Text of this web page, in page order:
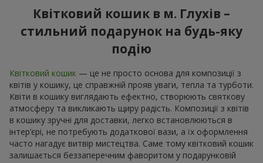
Квітковий кошик в м. Глухів –
стильний подарунок на будь-яку
подію
Квітковий кошик — це не просто основа для композиції з
квітів у кошику, це справжній прояв уваги, тепла та турботи.
Квіти в кошику виглядають ефектно, створюють святкову
атмосферу та викликають щиру радість. Композиції з квітів
в кошику зручні для доставки, легко встановлюються в
інтер’єрі, не потребують додаткової вази, а їх оформлення
часто нагадує витвір мистецтва. Саме тому квітковий кошик
залишається беззаперечним фаворитом у подарунковій